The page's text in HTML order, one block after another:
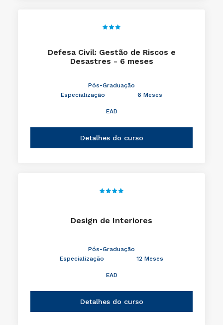
Defesa Civil: Gestão de Riscos e
Desastres - 6 meses
Pós-Graduação
Especialização
6 Meses
EAD
Detalhes do curso
Design de Interiores
Pós-Graduação
Especialização
12 Meses
EAD
Detalhes do curso